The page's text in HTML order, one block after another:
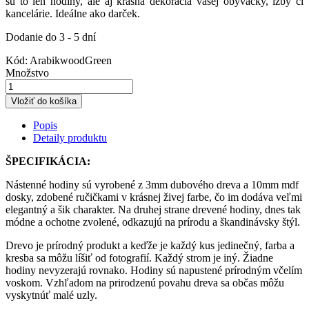
kancelárie. Ideálne ako darček.
Dodanie do 3 - 5 dní
Kód: ArabikwoodGreen
Množstvo
Vložiť do košíka
Popis
Detaily produktu
ŠPECIFIKÁCIA:
Nástenné hodiny sú vyrobené z 3mm dubového dreva a 10mm mdf
dosky, zdobené ručičkami v krásnej živej farbe, čo im dodáva veľmi
elegantný a šik charakter. Na druhej strane drevené hodiny, dnes tak
módne a ochotne zvolené, odkazujú na prírodu a škandinávsky štýl.
Drevo je prírodný produkt a keďže je každý kus jedinečný, farba a
kresba sa môžu líšiť od fotografií. Každý strom je iný. Žiadne
hodiny nevyzerajú rovnako. Hodiny sú napustené prírodným včelím
voskom. Vzhľadom na prirodzenú povahu dreva sa občas môžu
vyskytnúť malé uzly.